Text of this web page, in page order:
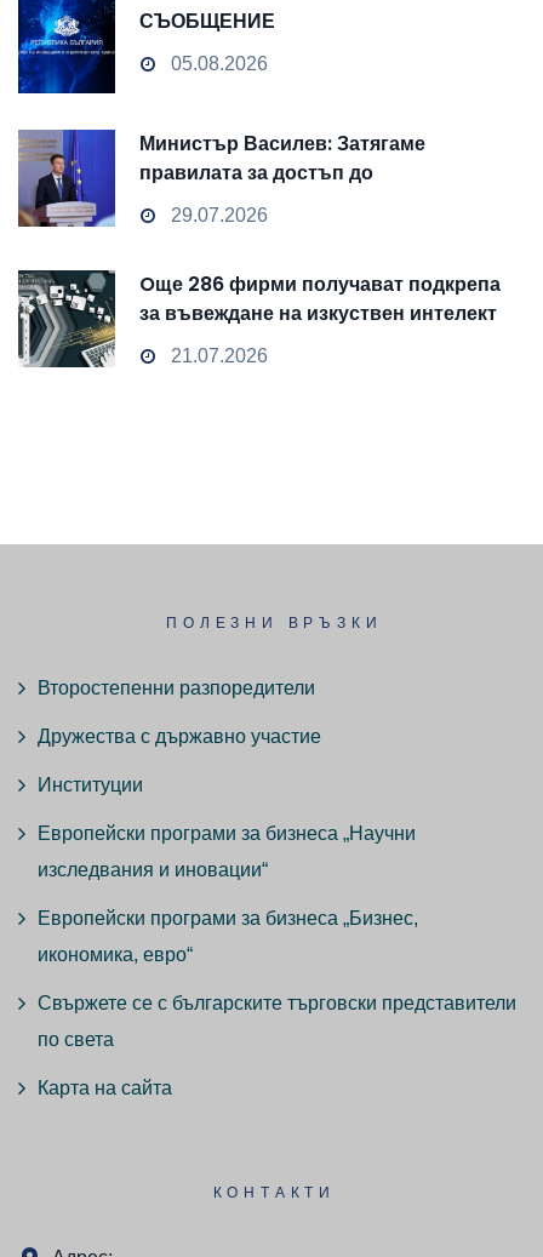
СЪОБЩЕНИЕ
05.08.2026
Министър Василев: Затягаме
правилата за достъп до
чувствителни данни
29.07.2026
Oще 286 фирми получават подкрепа
за въвеждане на изкуствен интелект
и облачни технологии
21.07.2026
ПОЛЕЗНИ ВРЪЗКИ
Второстепенни разпоредители
Дружества с държавно участие
Институции
Европейски програми за бизнеса „Научни
изследвания и иновации“
Европейски програми за бизнеса „Бизнес,
икономика, евро“
Свържете се с българските търговски представители
по света
Карта на сайта
КОНТАКТИ